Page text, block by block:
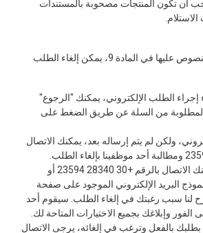
أن تكون المنتجات مصحوبة بالمستندات
الاستلام.
دون تقييد الشروط المنصوص عليها في المادة 9، يمكن إلغاء الطلب
إجراء الطلب الإلكتروني، يمكنك "الرجوع"
المطلوبة من السلة عن طريق الضغط على
ولكن لم يتم إرساله بعد، يمكنك الاتصال
بعد استلام المنتج، يمكنك الاتصال بالرقم +30 28340 23594 أو
البريد الإلكتروني الموجود على صفحة
لنا سبب رغبتك في إلغاء الطلب. سيقوم أحد
وإبلاغك بجميع الاختيارات المتاحة لك.
بالفعل وترغب في إلغائه، يرجى الاتصال